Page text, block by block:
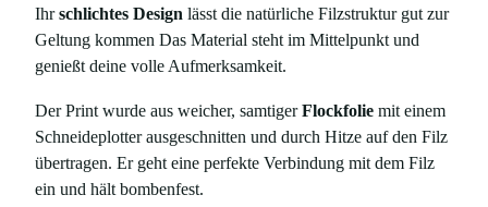
M
a
ß
n
f
e
r
Ihrschlichtes Design lässt die natürliche Filzstruktur gut zur
Geltung kommen Das Material steht im Mittelpunkt und
genießt deine volle Aufmerksamkeit.
Der Print wurde aus weicher, samtigerFlockfolie mit einem
Schneideplotter ausgeschnitten und durch Hitze auf den Filz
übertragen. Er geht eine perfekte Verbindung mit dem Filz
ein und hält bombenfest.